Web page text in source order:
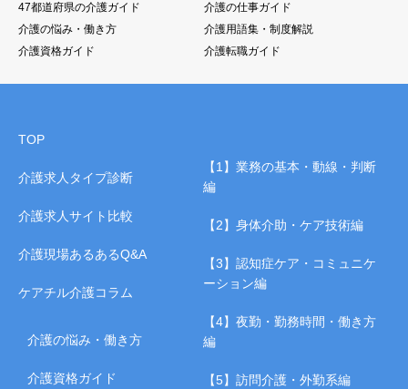
47都道府県の介護ガイド
介護の仕事ガイド
介護の悩み・働き方
介護用語集・制度解説
介護資格ガイド
介護転職ガイド
TOP
介護求人タイプ診断
介護求人サイト比較
介護現場あるあるQ&A
ケアチル介護コラム
介護の悩み・働き方
介護資格ガイド
【1】業務の基本・動線・判断
編
【2】身体介助・ケア技術編
【3】認知症ケア・コミュニケ
ーション編
【4】夜勤・勤務時間・働き方
編
【5】訪問介護・外勤系編